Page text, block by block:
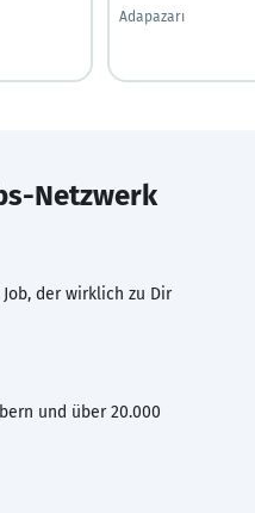
Adapazarı
Netzwerk
der wirklich zu Dir
und über 20.000